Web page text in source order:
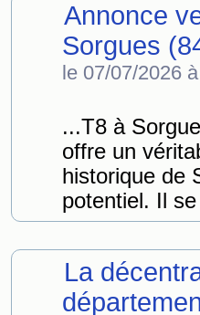
Annonce
Sorgues
le 07/07/2026
...T8 à
offre un
historique de
potentiel. Il
La